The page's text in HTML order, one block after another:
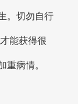
。切勿自行
能获得很
重病情。